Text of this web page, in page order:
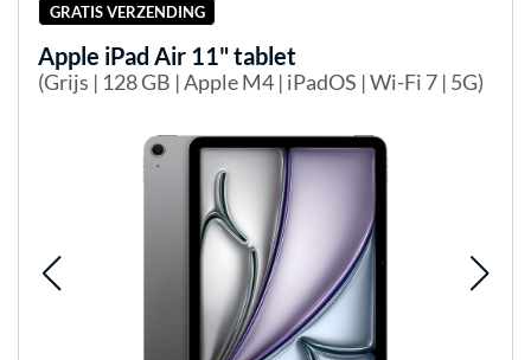
GRATIS VERZENDING
Apple iPad Air 11" tablet
(Grijs | 128 GB | Apple M4 | iPadOS | Wi-Fi 7 | 5G)